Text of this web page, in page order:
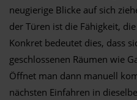
neugierige Blicke auf sich
der Türen ist die Fähigkeit,
Konkret bedeutet dies, dass
geschlossenen Räumen wie
Öffnet man dann manuell
nächsten Einfahren in